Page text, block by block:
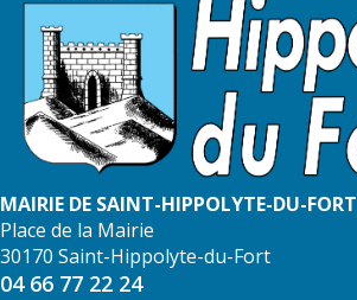
MAIRIE DE SAINT-HIPPOLYTE-DU-FORT
Place de la Mairie
30170 Saint-Hippolyte-du-Fort
04 66 77 22 24